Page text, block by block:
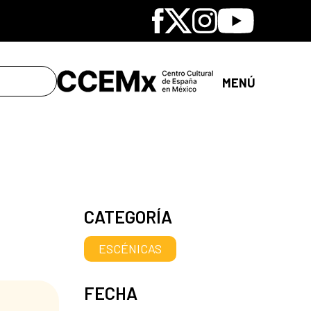
Facebook
X Instagram
Youtube
MENÚ
CATEGORÍA
ESCÉNICAS
FECHA